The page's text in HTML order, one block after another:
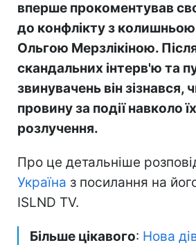
вперше прокоментував
до конфлікту з
Ольгою Мерзлікіною. Після
скандальних інтерв'ю та
звинувачень він зізнався,
провину за події навколо
розлучення.
Про це детальніше
Україна з посилання на
ISLND TV.
Більше цікавого: Нова